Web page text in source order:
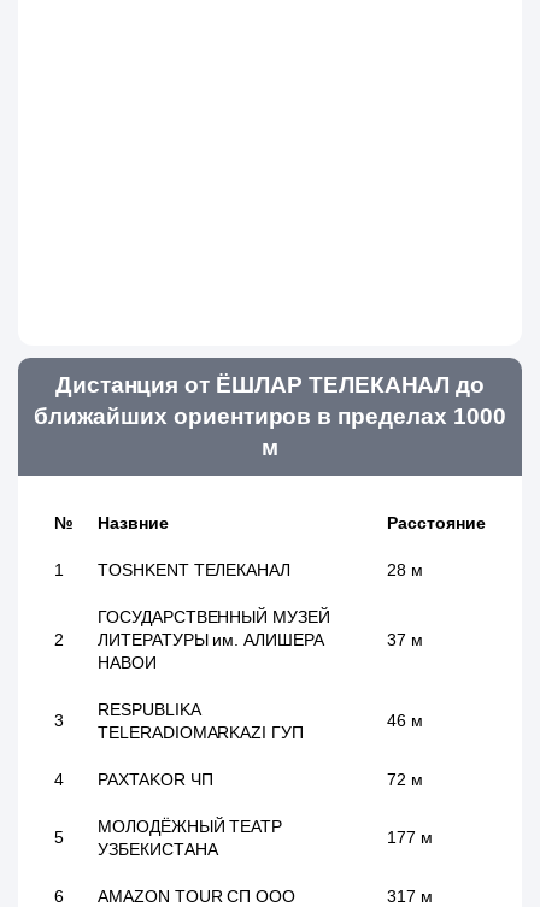
Дистанция от ЁШЛАР ТЕЛЕКАНАЛ до
ближайших ориентиров в пределах 1000
м
№ Назвние Расстояние
1 TOSHKENT ТЕЛЕКАНАЛ 28 м
2
ГОСУДАРСТВЕННЫЙ МУЗЕЙ
ЛИТЕРАТУРЫ им. АЛИШЕРА
НАВОИ
37 м
3
RESPUBLIKA
TELERADIOMARKAZI ГУП
46 м
4 PAXTAKOR ЧП 72 м
5
МОЛОДЁЖНЫЙ ТЕАТР
УЗБЕКИСТАНА
177 м
6 AMAZON TOUR СП ООО 317 м